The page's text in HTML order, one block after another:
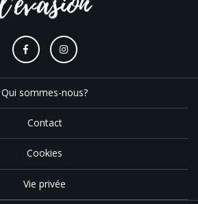
Qui sommes-nous?
Contact
Cookies
Vie privée